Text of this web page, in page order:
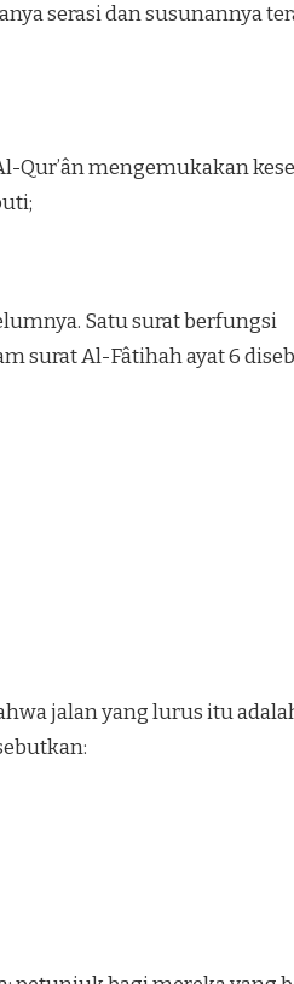
serasi dan susunannya
mengemukakan
Satu surat berfungsi
surat Al-Fâtihah ayat 6
jalan yang lurus itu